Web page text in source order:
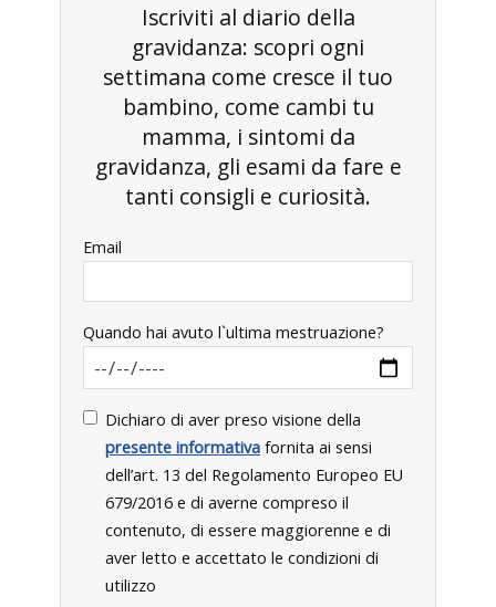
Iscriviti al diario della
gravidanza: scopri ogni
settimana come cresce il tuo
bambino, come cambi tu
mamma, i sintomi da
gravidanza, gli esami da fare e
tanti consigli e curiosità.
Email
Quando hai avuto l`ultima mestruazione?
Dichiaro di aver preso visione della
presente informativa fornita ai sensi
dell’art. 13 del Regolamento Europeo EU
679/2016 e di averne compreso il
contenuto, di essere maggiorenne e di
aver letto e accettato le condizioni di
utilizzo